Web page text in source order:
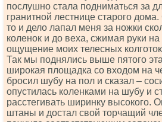
послушно стала подниматься за
гранитной лестнице старого
то и дело лапал меня за ножки
коленок и до веха, сжимая руки
ощущение моих телесных
Так мы поднялись выше пятого
широкая площадка со входом на
бросил шубу на пол и сказал –
опустилась коленками на шубу и
расстегивать ширинку высокого.
штаны и достал свой торчащий